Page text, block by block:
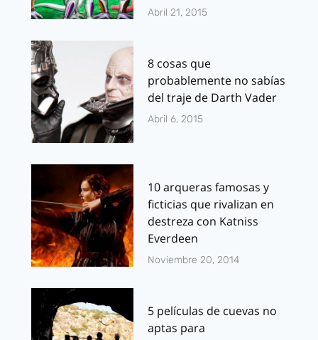
Abril 21, 2015
8 cosas que
probablemente no sabías
del traje de Darth Vader
Abril 6, 2015
10 arqueras famosas y
ficticias que rivalizan en
destreza con Katniss
Everdeen
Noviembre 20, 2014
5 películas de cuevas no
aptas para